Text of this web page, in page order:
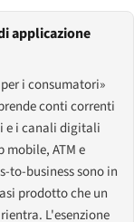
applicazione
i consumatori»
conti correnti
e i canali digitali
ATM e
to-business sono in
prodotto che un
L'esenzione